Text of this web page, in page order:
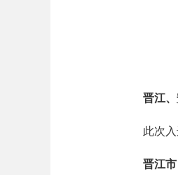
晋江
此次入选
晋江市